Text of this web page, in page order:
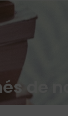
de